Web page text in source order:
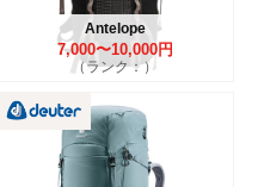
Antelope
7,000〜10,000円
（ランク：）